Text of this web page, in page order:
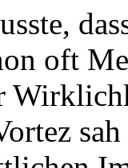
oft